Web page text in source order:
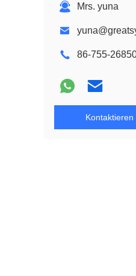
Mrs. yuna
86-755-